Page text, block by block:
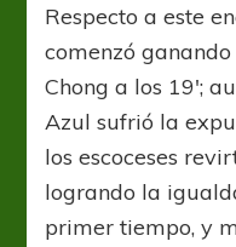
Respecto a este
comenzó
Chong a los 19′;
Azul sufrió la
los escoceses
logrando la
primer tiempo, y